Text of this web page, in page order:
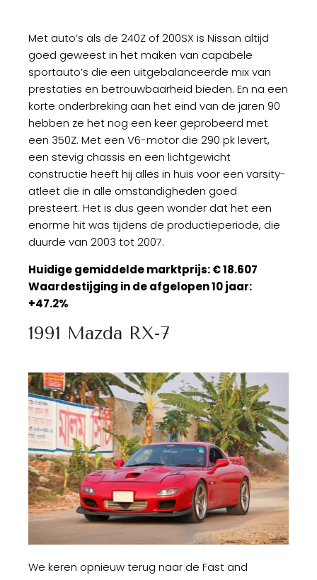
Met auto’s als de 240Z of 200SX is Nissan altijd
goed geweest in het maken van capabele
sportauto’s die een uitgebalanceerde mix van
prestaties en betrouwbaarheid bieden. En na een
korte onderbreking aan het eind van de jaren 90
hebben ze het nog een keer geprobeerd met
een 350Z. Met een V6-motor die 290 pk levert,
een stevig chassis en een lichtgewicht
constructie heeft hij alles in huis voor een varsity-
atleet die in alle omstandigheden goed
presteert. Het is dus geen wonder dat het een
enorme hit was tijdens de productieperiode, die
duurde van 2003 tot 2007.
Huidige gemiddelde marktprijs: € 18.607
Waardestijging in de afgelopen 10 jaar:
+47.2%
1991 Mazda RX-7
We keren opnieuw terug naar de Fast and